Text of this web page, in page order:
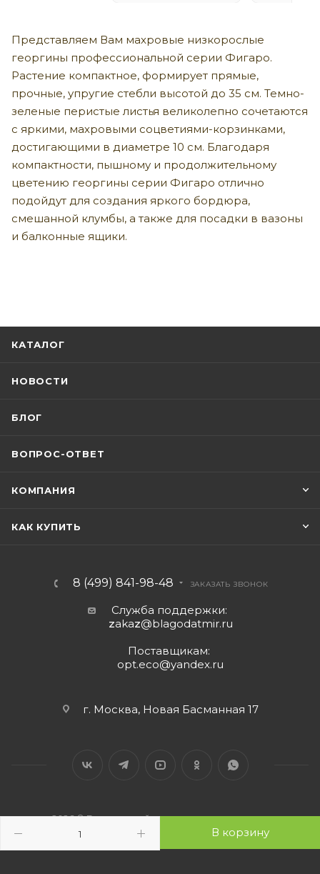
В корзину
Представляем Вам махровые низкорослые
георгины профессиональной серии Фигаро.
Растение компактное, формирует прямые,
прочные, упругие стебли высотой до 35 см. Темно-
зеленые перистые листья великолепно сочетаются
с яркими, махровыми соцветиями-корзинками,
достигающими в диаметре 10 см. Благодаря
компактности, пышному и продолжительному
цветению георгины серии Фигаро отлично
подойдут для создания яркого бордюра,
смешанной клумбы, а также для посадки в вазоны
и балконные ящики.
КАТАЛОГ
НОВОСТИ
БЛОГ
ВОПРОС-ОТВЕТ
КОМПАНИЯ
КАК КУПИТЬ
8 (499) 841-98-48 ЗАКАЗАТЬ ЗВОНОК
Служба поддержки:
zakaz@blagodatmir.ru
Поставщикам:
opt.eco@yandex.ru
г. Москва, Новая Басманная 17
2026 © Благодатный мир - интернет-магазин